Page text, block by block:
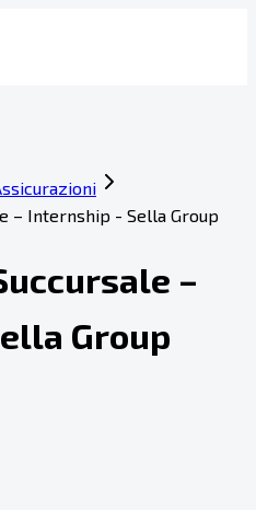
– Internship - Sella Group
–
Group